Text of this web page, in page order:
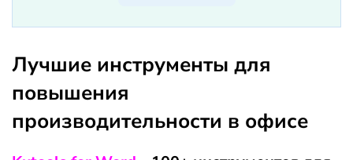
Лучшие инструменты для
повышения
производительности в офисе